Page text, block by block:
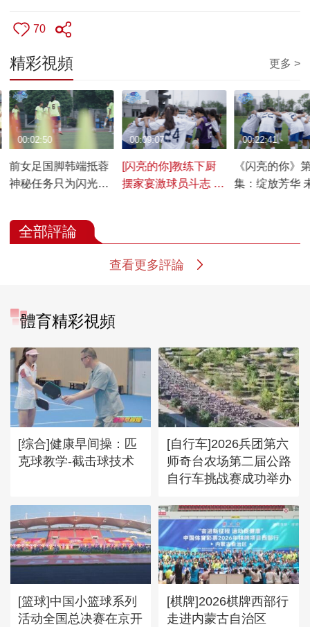
70
精彩視頻 更多 >
前女足国脚韩端抵蓉
神秘任务只为闪光女
00:02:50
[闪亮的你]教练下厨
摆家宴激球员斗志 闪
00:09:07
《闪亮的你》
集：绽放芳华
00:22:41
全部評論
查看更多評論
體育精彩視頻
[综合]健康早间操：匹
克球教学-截击球技术
[自行车]2026兵团第六
师奇台农场第二届公路
自行车挑战赛成功举办
[篮球]中国小篮球系列
活动全国总决赛在京开
[棋牌]2026棋牌西部行
走进内蒙古自治区